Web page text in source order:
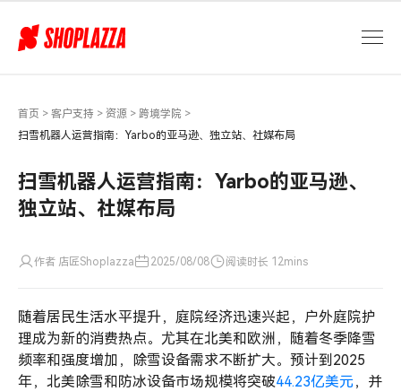
南：
Yarbo
站、
首页 > 客户支持 > 资源 > 跨境学院 >
扫雪机器人运营指南：Yarbo的亚马逊、独立站、社媒布局
扫雪机器人运营指南：Yarbo的亚马逊、
独立站、社媒布局
作者 店匠Shoplazza 2025/08/08 阅读时长 12mins
随着居民生活水平提升，庭院经济迅速兴起，户外庭院护
理成为新的消费热点。尤其在北美和欧洲，随着冬季降雪
频率和强度增加，除雪设备需求不断扩大。预计到2025
年，北美除雪和防冰设备市场规模将突破44.23亿美元，并